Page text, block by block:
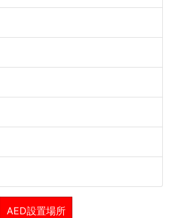
AED設置場所